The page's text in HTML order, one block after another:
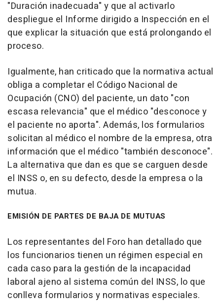
"Duración inadecuada" y que al activarlo
despliegue el Informe dirigido a Inspección en el
que explicar la situación que está prolongando el
proceso.
Igualmente, han criticado que la normativa actual
obliga a completar el Código Nacional de
Ocupación (CNO) del paciente, un dato "con
escasa relevancia" que el médico "desconoce y
el paciente no aporta". Además, los formularios
solicitan al médico el nombre de la empresa, otra
información que el médico "también desconoce".
La alternativa que dan es que se carguen desde
el INSS o, en su defecto, desde la empresa o la
mutua.
EMISIÓN DE PARTES DE BAJA DE MUTUAS
Los representantes del Foro han detallado que
los funcionarios tienen un régimen especial en
cada caso para la gestión de la incapacidad
laboral ajeno al sistema común del INSS, lo que
conlleva formularios y normativas especiales.